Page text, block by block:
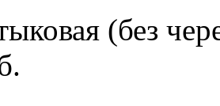
(без